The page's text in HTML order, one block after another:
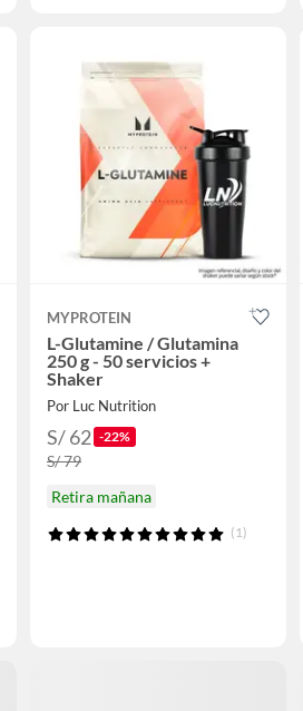
MYPROTEIN
L-Glutamine / Glutamina
250 g - 50 servicios +
Shaker
Por Luc Nutrition
S/ 62 -22%
S/ 79
Retira mañana
(1)